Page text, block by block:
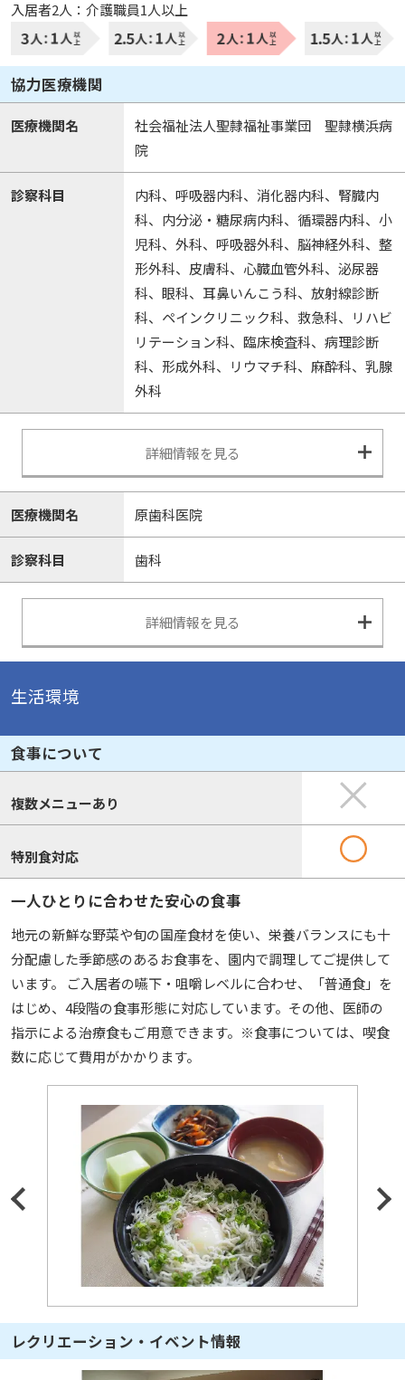
入居者2人：介護職員1人以上
協力医療機関
医療機関名
社会福祉法人聖隷福祉事業団 聖隷横浜病
院
診察科目
内科、呼吸器内科、消化器内科、腎臓内
科、内分泌・糖尿病内科、循環器内科、小
児科、外科、呼吸器外科、脳神経外科、整
形外科、皮膚科、心臓血管外科、泌尿器
科、眼科、耳鼻いんこう科、放射線診断
科、ペインクリニック科、救急科、リハビ
リテーション科、臨床検査科、病理診断
科、形成外科、リウマチ科、麻酔科、乳腺
外科
詳細情報を見る
医療機関名 原歯科医院
診察科目 歯科
詳細情報を見る
生活環境
食事について
複数メニューあり
特別食対応
一人ひとりに合わせた安心の食事
地元の新鮮な野菜や旬の国産食材を使い、栄養バランスにも十
分配慮した季節感のあるお食事を、園内で調理してご提供して
います。 ご入居者の嚥下・咀嚼レベルに合わせ、「普通食」を
はじめ、4段階の食事形態に対応しています。その他、医師の
指示による治療食もご用意できます。※食事については、喫食
数に応じて費用がかかります。
レクリエーション・イベント情報